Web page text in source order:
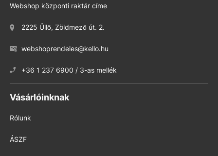
Webshop központi raktár címe
2225 Üllő, Zöldmező út. 2.
webshoprendeles@kello.hu
+36 1 237 6900 / 3-as mellék
Vásárlóinknak
Rólunk
ÁSZF